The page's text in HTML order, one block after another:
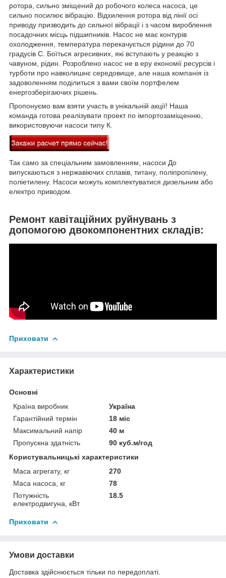
ротора, сильно зміщений до робочого колеса насоса, це
сильно посилює вібрацію. Відхилення ротора від лінії осі
приводу призводить до сильної вібрації і з часом вироблення
посадочних місць підшипників. Насос не має контурів
охолодження, температура перекачується рідини до 70
градусів С. Боїться агресивних, які вступають у реакцію з
чавуном, рідин. Розроблено насос не в еру економії ресурсів і
турботи про навколишнє середовище, але наша компанія із
задоволенням поділиться з вами своїм портфелем
енергозберігаючих рішень.
Пропонуємо вам взяти участь в унікальній акції! Наша
команда готова реалізувати проект по імпортозаміщенню,
використовуючи насоси типу К.
Так само за спеціальним замовленням, насоси До
випускаються з нержавіючих сплавів, титану, поліпропілену,
поліетилену. Насоси можуть комплектуватися дизельним або
електро приводом.
Ремонт кавітаційних руйнувань з
допомогою двокомпонентних складів:
Приховати
Характеристики
Основні
Країна виробник
Україна
Гарантійний термін
18 міс
Максимальний напір
40 м
Пропускна здатність
90 куб.м/год
Користувальницькі характеристики
Маса агрегату, кг
270
Маса насоса, кг
78
Потужність
електродвигуна, кВт
18.5
Приховати
Умови доставки
Доставка здійснюється тільки по передоплаті.